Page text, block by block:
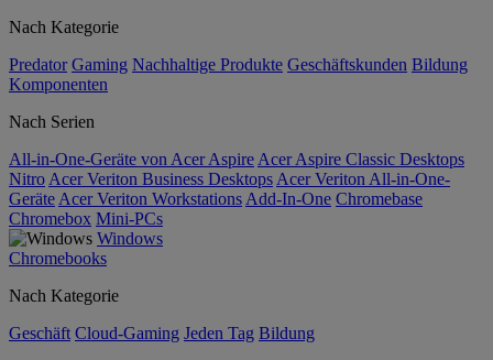
Nach Kategorie
Predator Gaming Nachhaltige Produkte Geschäftskunden Bildung
Komponenten
Nach Serien
All-in-One-Geräte von Acer Aspire Acer Aspire Classic Desktops
Nitro Acer Veriton Business Desktops Acer Veriton All-in-One-
Geräte Acer Veriton Workstations Add-In-One Chromebase
Chromebox Mini-PCs
Windows
Chromebooks
Nach Kategorie
Geschäft Cloud-Gaming Jeden Tag Bildung